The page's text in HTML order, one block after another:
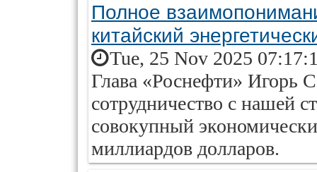
Полное
китайский
Tue, 25 Nov 2025
Глава «Роснефти» Игорь
сотрудничество с нашей
совокупный
миллиардов долларов.